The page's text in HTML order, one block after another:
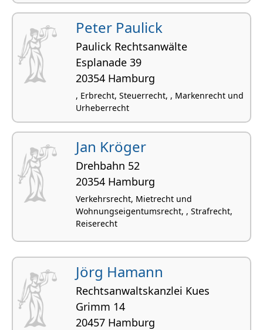
Peter Paulick
Paulick Rechtsanwälte
Esplanade 39
20354 Hamburg
, Erbrecht, Steuerrecht, , Markenrecht und
Urheberrecht
Jan Kröger
Drehbahn 52
20354 Hamburg
Verkehrsrecht, Mietrecht und
Wohnungseigentumsrecht, , Strafrecht,
Reiserecht
Jörg Hamann
Rechtsanwaltskanzlei Kues
Grimm 14
20457 Hamburg